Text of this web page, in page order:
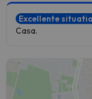
Excellente
Casa.